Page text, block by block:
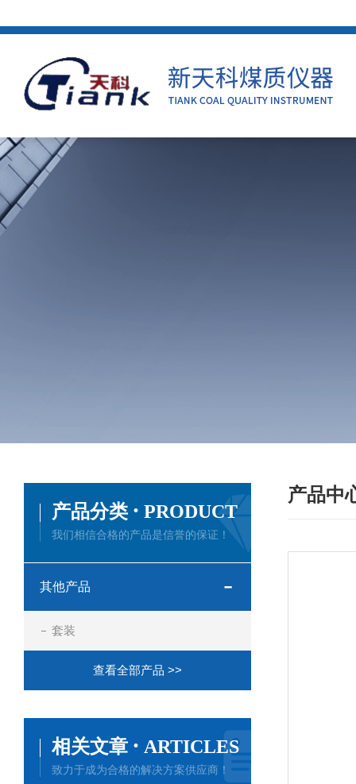
产品中
产品分类 · PRODUCT
我们相信合格的产品是信誉的保证！
其他产品
套装
查看全部产品 >>
相关文章 · ARTICLES
致力于成为合格的解决方案供应商！